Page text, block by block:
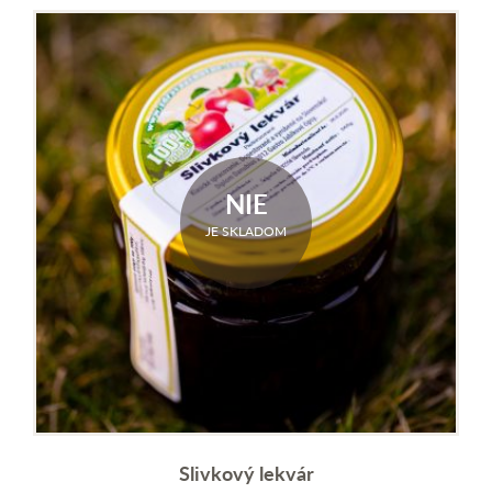
NIE
JE SKLADOM
Slivkový lekvár